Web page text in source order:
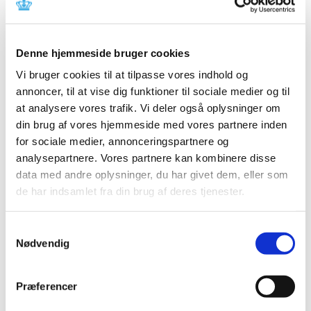
Denne hjemmeside bruger cookies
Vi bruger cookies til at tilpasse vores indhold og
annoncer, til at vise dig funktioner til sociale medier og til
at analysere vores trafik. Vi deler også oplysninger om
din brug af vores hjemmeside med vores partnere inden
for sociale medier, annonceringspartnere og
analysepartnere. Vores partnere kan kombinere disse
data med andre oplysninger, du har givet dem, eller som
de har indsamlet fra din brug af deres tjenester.
Nødvendig
Præferencer
(Moderna), uge 35
Lægemiddelstyrelsen har behandlet i alt 2.690
indberetninger om formodede bivirkninger ved
Status på behandlede indberetninger om
formodede bivirkninger ved COVID-19 Vaccine
Janssen (Johnson & Johnson), uge 35
2. september 2021
Lægemiddelstyrelsen har frem til den 31. august 2021
modtaget 456 indberetninger om formodede…
formodede bivirkninger ved Vaxzevria
(AstraZeneca), uge 35
Lægemiddelstyrelsen har behandlet i alt 3.869